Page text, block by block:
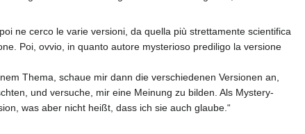
ne cerco le varie versioni, da quella più strettamente scientifica
Poi, ovvio, in quanto autore mysterioso prediligo la versione
Thema, schaue mir dann die verschiedenen Versionen an,
und versuche, mir eine Meinung zu bilden. Als Mystery-
was aber nicht heißt, dass ich sie auch glaube.“